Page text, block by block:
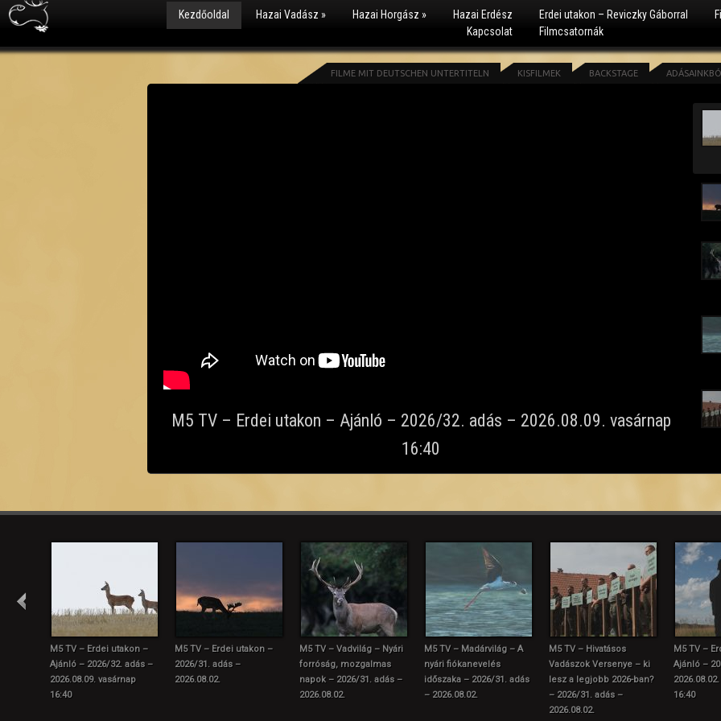
Kezdőoldal Hazai Vadász » Hazai Horgász » Hazai Erdész Erdei utakon – Reviczky Gáborral
Kapcsolat
Filmcsatornák
BACKSTAGE
KISFILMEK
FILME MIT DEUTSCHEN UNTERTITELN
M5 TV – Erdei utakon – Ajánló – 2026/32. adás – 2026.08.09. vasárnap
16:40
M5 TV – Erdei utakon –
Ajánló – 2026/32. adás –
2026.08.09. vasárnap
16:40
M5 TV – Erdei utakon –
2026/31. adás –
2026.08.02.
M5 TV – Vadvilág – Nyári
forróság, mozgalmas
napok – 2026/31. adás –
2026.08.02.
M5 TV – Madárvilág – A
nyári fiókanevelés
időszaka – 2026/31. adás
– 2026.08.02.
M5 TV – Hivatásos
Vadászok Versenye – ki
lesz a legjobb 2026-ban?
– 2026/31. adás –
2026.08.02.
M5 TV –
Ajánló –
16:40